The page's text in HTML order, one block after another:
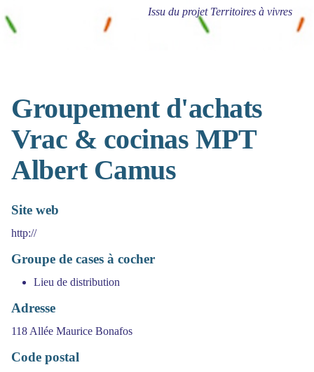
Issu du projet Territoires à vivres
Groupement d'achats
Vrac & cocinas MPT
Albert Camus
Site web
http://
Groupe de cases à cocher
Lieu de distribution
Adresse
118 Allée Maurice Bonafos
Code postal